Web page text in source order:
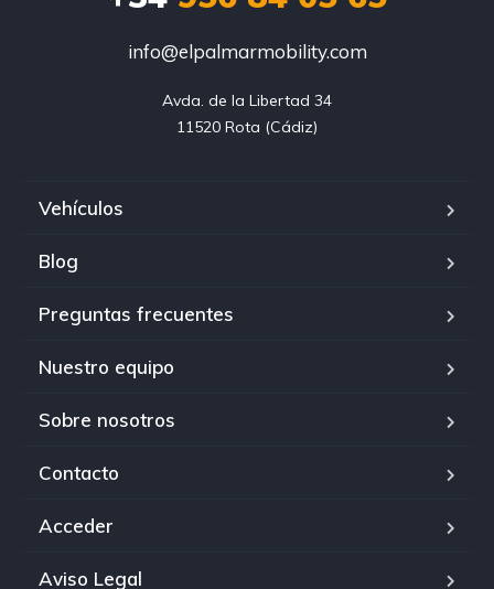
info@elpalmarmobility.com
Avda. de la Libertad 34
11520 Rota (Cádiz)
Vehículos
Blog
Preguntas frecuentes
Nuestro equipo
Sobre nosotros
Contacto
Acceder
Aviso Legal